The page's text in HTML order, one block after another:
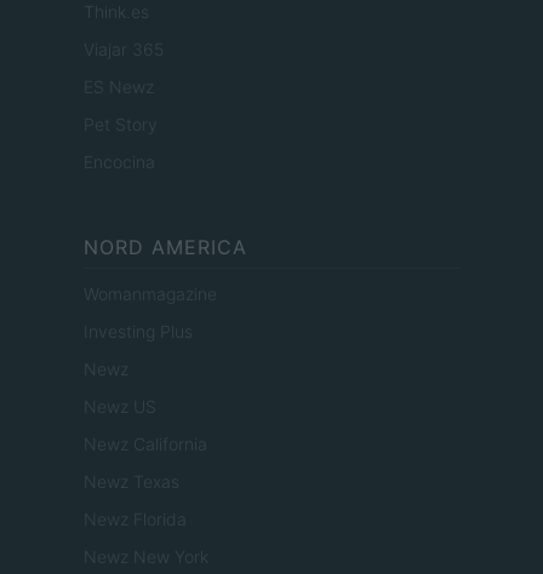
Think.es
Viajar 365
ES Newz
Pet Story
Encocina
NORD AMERICA
Womanmagazine
Investing Plus
Newz
Newz US
Newz California
Newz Texas
Newz Florida
Newz New York